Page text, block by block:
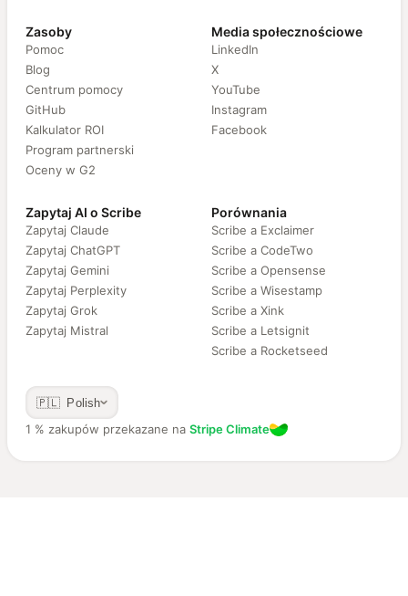
Zasoby
Pomoc
Blog
Centrum pomocy
GitHub
Kalkulator ROI
Program partnerski
Oceny w G2
Media społecznościowe
LinkedIn
X
YouTube
Instagram
Facebook
Zapytaj AI o Scribe
Zapytaj Claude
Zapytaj ChatGPT
Zapytaj Gemini
Zapytaj Perplexity
Zapytaj Grok
Zapytaj Mistral
Porównania
Scribe a Exclaimer
Scribe a CodeTwo
Scribe a Opensense
Scribe a Wisestamp
Scribe a Xink
Scribe a Letsignit
Scribe a Rocketseed
🇵🇱 Polish
1 % zakupów przekazane na Stripe Climate